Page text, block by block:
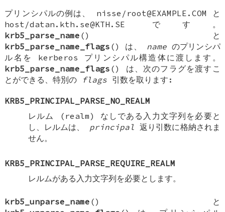
プリンシパルの例は、 nisse/root@EXAMPLE.COM と
host/datan.kth.se@KTH.SE です。
krb5_parse_name () と
krb5_parse_name_flags () は、 nameのプリンシパ
ル名を kerberos プリンシパル構造体に渡します。
krb5_parse_name_flags () は、次のフラグを渡すこ
とができる、特別の
flags 引数を取ります:
KRB5_PRINCIPAL_PARSE_NO_REALM
レルム (realm) なしである入力文字列を必要と
し、レルムは、 principal 返り引数に格納されま
せん。
KRB5_PRINCIPAL_PARSE_REQUIRE_REALM
レルムがある入力文字列を必要とします。
krb5_unparse_name () と